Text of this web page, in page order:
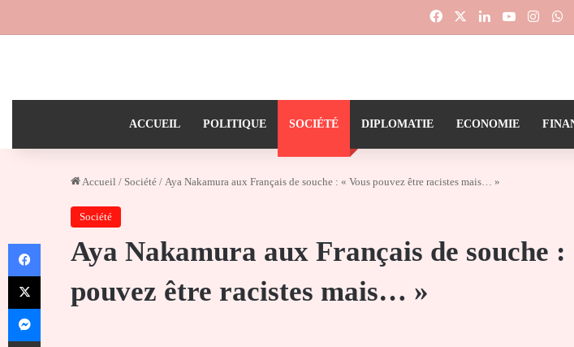
FacebookLinkedinYouTube
ACCUEIL POLITIQUE SOCIÉTÉ DIPLOMATIE ECONOMIE
Accueil / Société / Aya Nakamura aux Français de souche : « Vous pouvez être racistes mais… »
Société
Aya Nakamura aux Français de souche :
pouvez être racistes mais… »
Facebook
X
Messenger
Partager par email